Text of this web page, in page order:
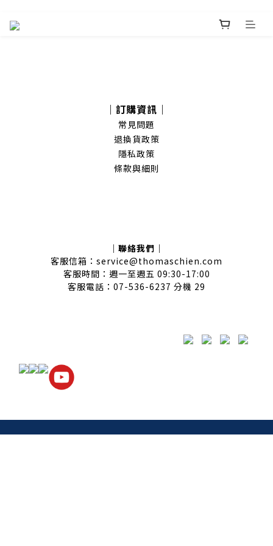
｜訂購資訊｜
常見問題
退換貨政策
隱私政策
條款與細則
｜聯絡我們｜
客服信箱：service@thomaschien.com
客服時間：週一至週五 09:30-17:00
客服電話：07-536-6237 分機 29